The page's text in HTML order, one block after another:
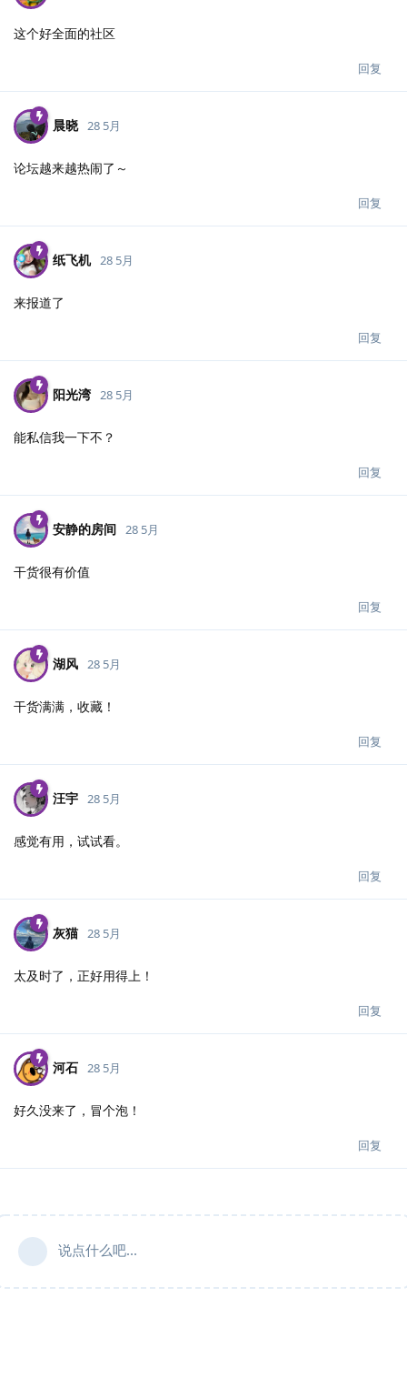
这个好全面的社区
回复
晨晓 28 5月
论坛越来越热闹了～
回复
纸飞机 28 5月
来报道了
回复
阳光湾 28 5月
能私信我一下不？
回复
安静的房间 28 5月
干货很有价值
回复
湖风 28 5月
干货满满，收藏！
回复
汪宇 28 5月
感觉有用，试试看。
回复
灰猫 28 5月
太及时了，正好用得上！
回复
河石 28 5月
好久没来了，冒个泡！
回复
说点什么吧...